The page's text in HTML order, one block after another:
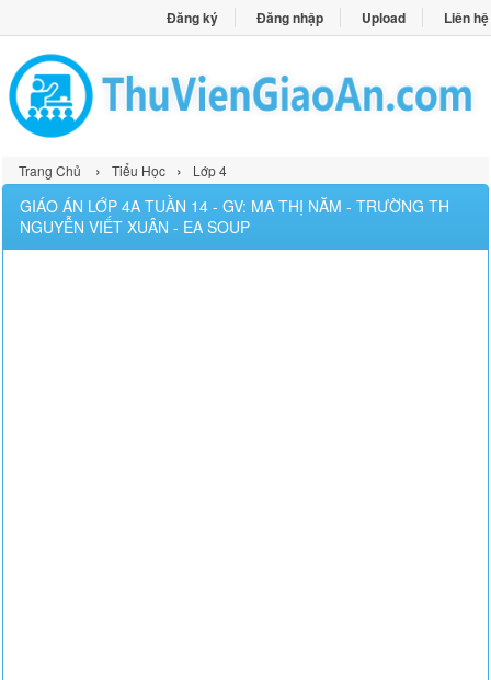
Đăng ký Đăng nhập Upload Liên hệ
Trang Chủ › Tiểu Học › Lớp 4
GIÁO ÁN LỚP 4A TUẦN 14 - GV: MA THỊ NĂM - TRƯỜNG TH
NGUYỄN VIẾT XUÂN - EA SOUP